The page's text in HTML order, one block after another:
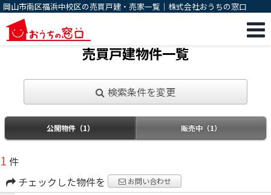
岡山市南区福浜中校区の売買戸建・売家一覧｜株式会社おうちの窓口
売買戸建物件一覧
検索条件を変更
公開物件（1） 販売中（1）
1 件
チェックした物件を
お問い合わせ